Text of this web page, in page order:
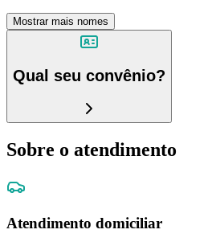
Mostrar mais nomes
Qual seu convênio?
Sobre o atendimento
Atendimento domiciliar